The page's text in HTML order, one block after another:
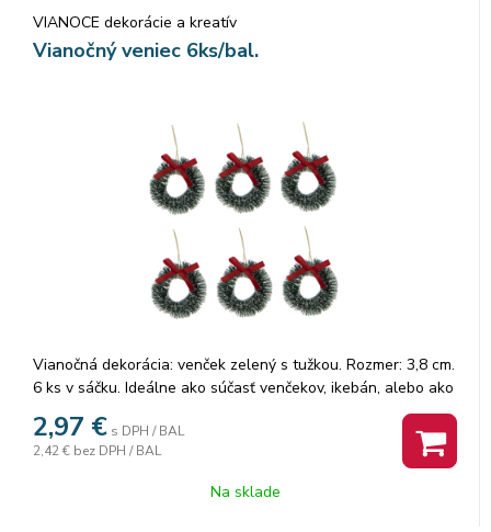
VIANOCE dekorácie a kreatív
Vianočný veniec 6ks/bal.
Vianočná dekorácia: venček zelený s tužkou. Rozmer: 3,8 cm.
6 ks v sáčku. Ideálne ako súčasť venčekov, ikebán, alebo ako
samostatne stojaca ozdoba. Použiť ich môžete aj napríklad
na svoje vlastné handmade výrobky.
2,97 € s DPH / BAL
2,42 € bez DPH / BAL
Na sklade